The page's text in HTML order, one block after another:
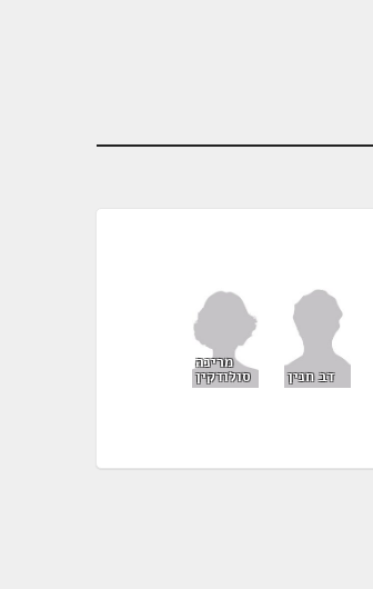
דב חנין
מרינה
סולודקין